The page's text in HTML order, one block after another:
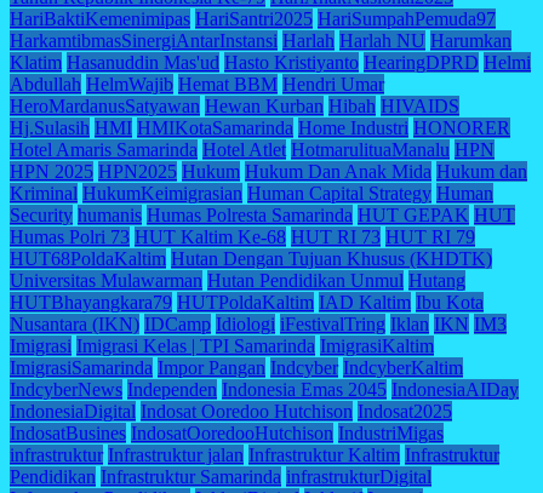
HariBaktiKemenimipas HariSantri2025 HariSumpahPemuda97
HarkamtibmasSinergiAntarInstansi Harlah Harlah NU Harumkan
Klatim Hasanuddin Mas'ud Hasto Kristiyanto HearingDPRD Helmi
Abdullah HelmWajib Hemat BBM Hendri Umar
HeroMardanusSatyawan Hewan Kurban Hibah HIVAIDS
Hj.Sulasih HMI HMIKotaSamarinda Home Industri HONORER
Hotel Amaris Samarinda Hotel Atlet HotmarulituaManalu HPN
HPN 2025 HPN2025 Hukum Hukum Dan Anak Mida Hukum dan
Kriminal HukumKeimigrasian Human Capital Strategy Human
Security humanis Humas Polresta Samarinda HUT GEPAK HUT
Humas Polri 73 HUT Kaltim Ke-68 HUT RI 73 HUT RI 79
HUT68PoldaKaltim Hutan Dengan Tujuan Khusus (KHDTK)
Universitas Mulawarman Hutan Pendidikan Unmul Hutang
HUTBhayangkara79 HUTPoldaKaltim IAD Kaltim Ibu Kota
Nusantara (IKN) IDCamp Idiologi iFestivalTring Iklan IKN IM3
Imigrasi Imigrasi Kelas | TPI Samarinda ImigrasiKaltim
ImigrasiSamarinda Impor Pangan Indcyber IndcyberKaltim
IndcyberNews Independen Indonesia Emas 2045 IndonesiaAIDay
IndonesiaDigital Indosat Ooredoo Hutchison Indosat2025
IndosatBusines IndosatOoredooHutchison IndustriMigas
infrastruktur Infrastruktur jalan Infrastruktur Kaltim Infrastruktur
Pendidikan Infrastruktur Samarinda infrastrukturDigital